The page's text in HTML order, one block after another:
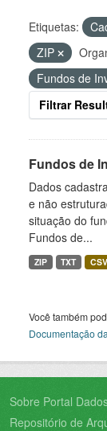
Etiquetas:
ZIP
Fundos de
Filtrar
Fundos de
Dados
e não
situação do
Fundos de...
ZIP TXT CSV
Você também
Documentação
Sobre Portal
Repositório de